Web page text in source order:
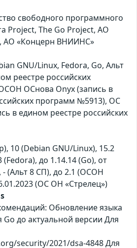
свободного программного
Project, The Go Project, АО
АО «Концерн ВНИИНС»
GNU/Linux, Fedora, Go, Альт
реестре российских
ОСнова Оnyx (запись в
программ №5913), ОС
в едином реестре российских
10 (Debian GNU/Linux), 15.2
(Fedora), до 1.14.14 (Go), от
- (Альт 8 СП), до 2.1 (ОСОН
(ОС ОН «Стрелец»)
Обновление языка
до актуальной версии Для
security/2021/dsa-4848 Для